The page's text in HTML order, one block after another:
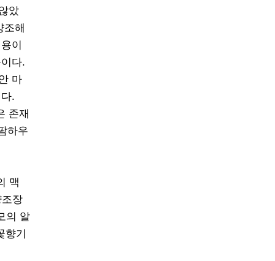
았
조해
이
다.
마
.
존재
하우
맥
장
의 알
향기